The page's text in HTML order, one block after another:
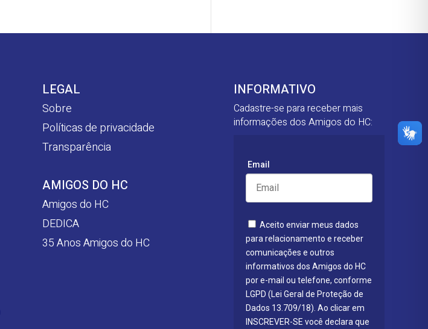
LEGAL
Sobre
Políticas de privacidade
Transparência
AMIGOS DO HC
Amigos do HC
DEDICA
35 Anos Amigos do HC
INFORMATIVO
Cadastre-se para receber mais
informações dos Amigos do HC:
Email
Aceito enviar meus dados
para relacionamento e receber
comunicações e outros
informativos dos Amigos do HC
por e-mail ou telefone, conforme
LGPD (Lei Geral de Proteção de
Dados 13.709/18). Ao clicar em
INSCREVER-SE você declara que